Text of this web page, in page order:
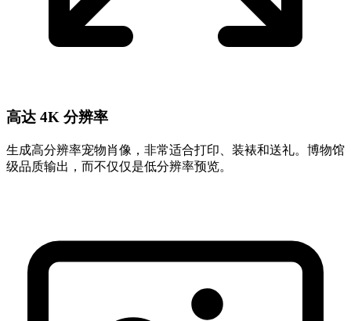
高达 4K 分辨率
生成高分辨率宠物肖像，非常适合打印、装裱和送礼。博物馆
级品质输出，而不仅仅是低分辨率预览。